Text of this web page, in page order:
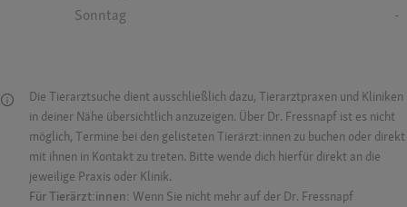
Sonntag
-
Die Tierarztsuche dient ausschließlich dazu, Tierarztpraxen und Kliniken
in deiner Nähe übersichtlich anzuzeigen. Über Dr. Fressnapf ist es nicht
möglich, Termine bei den gelisteten Tierärzt:innen zu buchen oder direkt
mit ihnen in Kontakt zu treten. Bitte wende dich hierfür direkt an die
jeweilige Praxis oder Klinik.
Für Tierärzt:innen: Wenn Sie nicht mehr auf der Dr. Fressnapf